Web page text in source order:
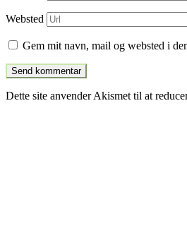
Websted
Gem mit navn, mail og websted i
Dette site anvender Akismet til at